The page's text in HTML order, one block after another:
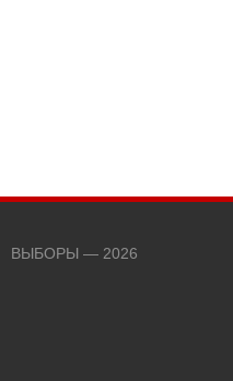
ВЫБОРЫ — 2026